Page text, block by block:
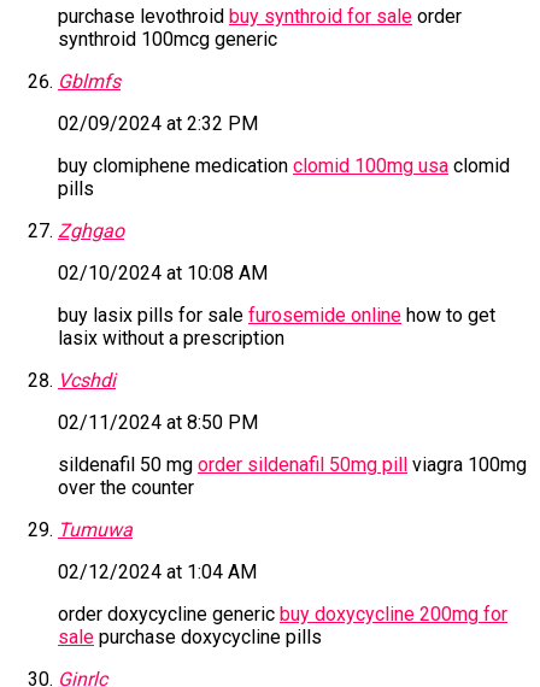
purchase levothroid buy synthroid for sale order
synthroid 100mcg generic
Gblmfs
02/09/2024 at 2:32 PM
buy clomiphene medication clomid 100mg usa clomid
pills
Zghgao
02/10/2024 at 10:08 AM
buy lasix pills for sale furosemide online how to get
lasix without a prescription
Vcshdi
02/11/2024 at 8:50 PM
sildenafil 50 mg order sildenafil 50mg pill viagra 100mg
over the counter
Tumuwa
02/12/2024 at 1:04 AM
order doxycycline generic buy doxycycline 200mg for
sale purchase doxycycline pills
Ginrlc